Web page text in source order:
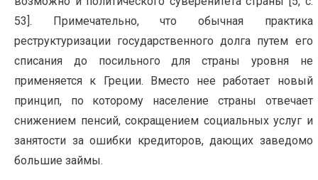
53]. Примечательно, что обычная практика
реструктуризации государственного долга путем его
списания до посильного для страны уровня не
применяется к Греции. Вместо нее работает новый
принцип, по которому население страны отвечает
снижением пенсий, сокращением социальных услуг и
занятости за ошибки кредиторов, дающих заведомо
большие займы.